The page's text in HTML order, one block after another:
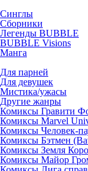
Синглы
Сборники
Легенды BUBBLE
BUBBLE Visions
Манга
Для парней
Для девушек
Мистика/ужасы
Другие жанры
Комиксы Гравити
Комиксы Marvel
Комиксы Человек-
Комиксы Бэтмен
Комиксы Земля
Комиксы Майор